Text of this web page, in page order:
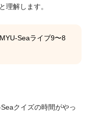
理解します。
Seaライブ9〜8
クイズの時間がやっ